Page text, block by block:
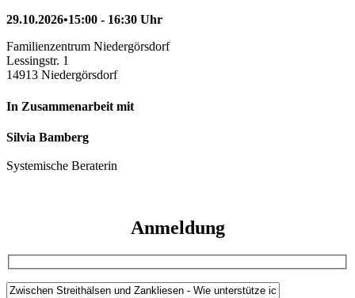
29.10.2026•15:00 - 16:30 Uhr
Familienzentrum Niedergörsdorf
Lessingstr. 1
14913 Niedergörsdorf
In Zusammenarbeit mit
Silvia Bamberg
Systemische Beraterin
Anmeldung